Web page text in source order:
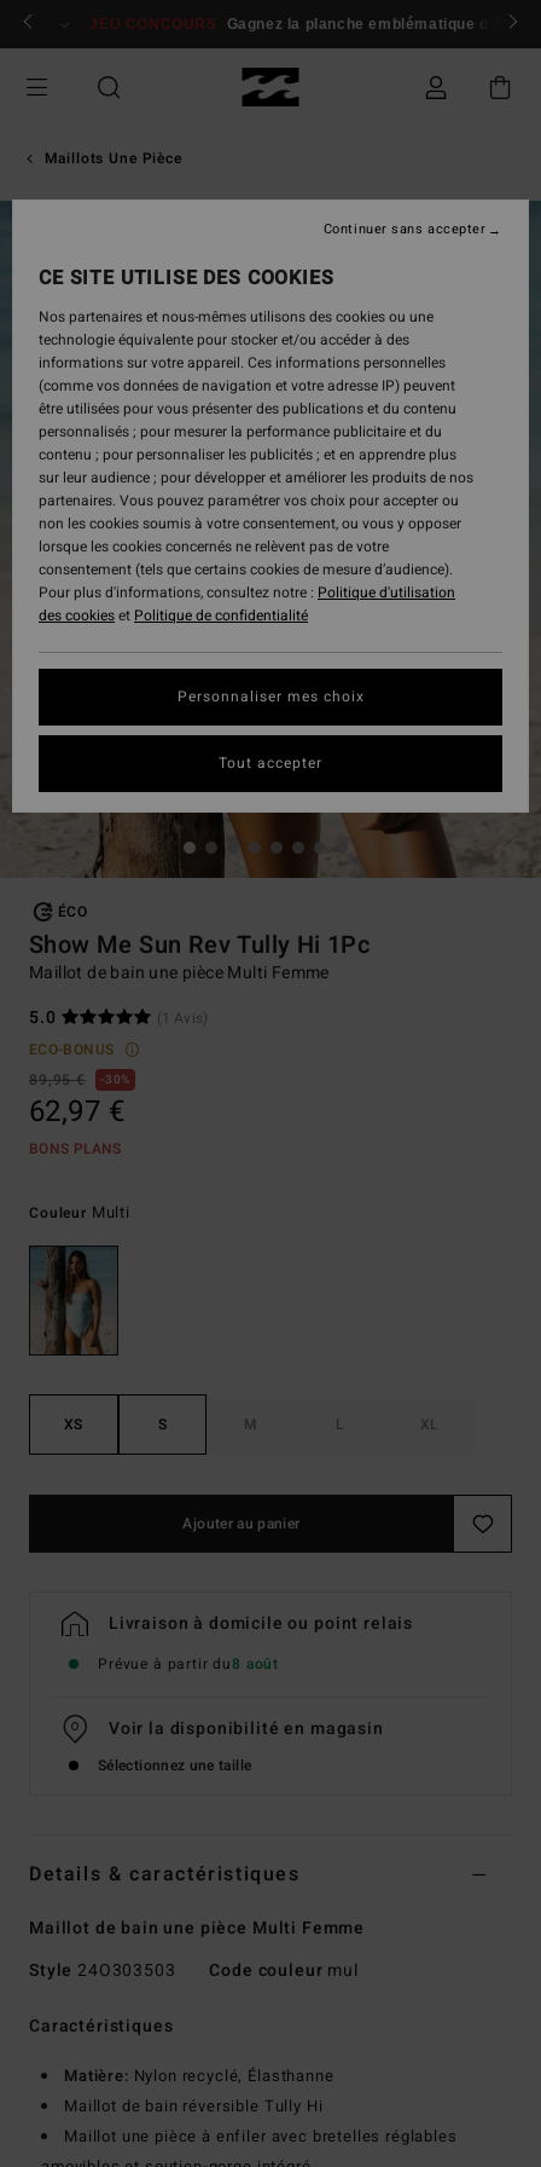
Passer
Se connecter / s'inscrire
JEU CONCOURS Gagnez la planche emblématique d'Andy
Maillots Une Pièce
ÉCO
Show Me Sun Rev Tully Hi 1Pc
Maillot de bain une pièce Multi Femme
5.0
(1 Avis)
ECO-BONUS
89,95 €
30%
62,97 €
BONS PLANS
Couleur Multi
XS S M L XL
Ajouter au panier
Livraison à domicile ou point relais
Prévue à partir du8 août
Voir la disponibilité en magasin
Sélectionnez une taille
Details & caractéristiques
Maillot de bain une pièce Multi Femme
Style 24O303503 Code couleur mul
Caractéristiques
Matière: Nylon recyclé, Élasthanne
Maillot de bain réversible Tully Hi
Maillot une pièce à enfiler avec bretelles réglables
CE SITE UTILISE DES COOKIES
Nos partenaires et nous-mêmes utilisons des cookies ou une
technologie équivalente pour stocker et/ou accéder à des
informations sur votre appareil. Ces informations personnelles
(comme vos données de navigation et votre adresse IP) peuvent
être utilisées pour vous présenter des publications et du contenu
personnalisés ; pour mesurer la performance publicitaire et du
contenu ; pour personnaliser les publicités ; et en apprendre plus
sur leur audience ; pour développer et améliorer les produits de nos
partenaires. Vous pouvez paramétrer vos choix pour accepter ou
non les cookies soumis à votre consentement, ou vous y opposer
lorsque les cookies concernés ne relèvent pas de votre
consentement (tels que certains cookies de mesure d’audience).
Pour plus d'informations, consultez notre : Politique d'utilisation
des cookieset Politique de confidentialité
Personnaliser mes choix
Continuer sans accepter
Tout accepter